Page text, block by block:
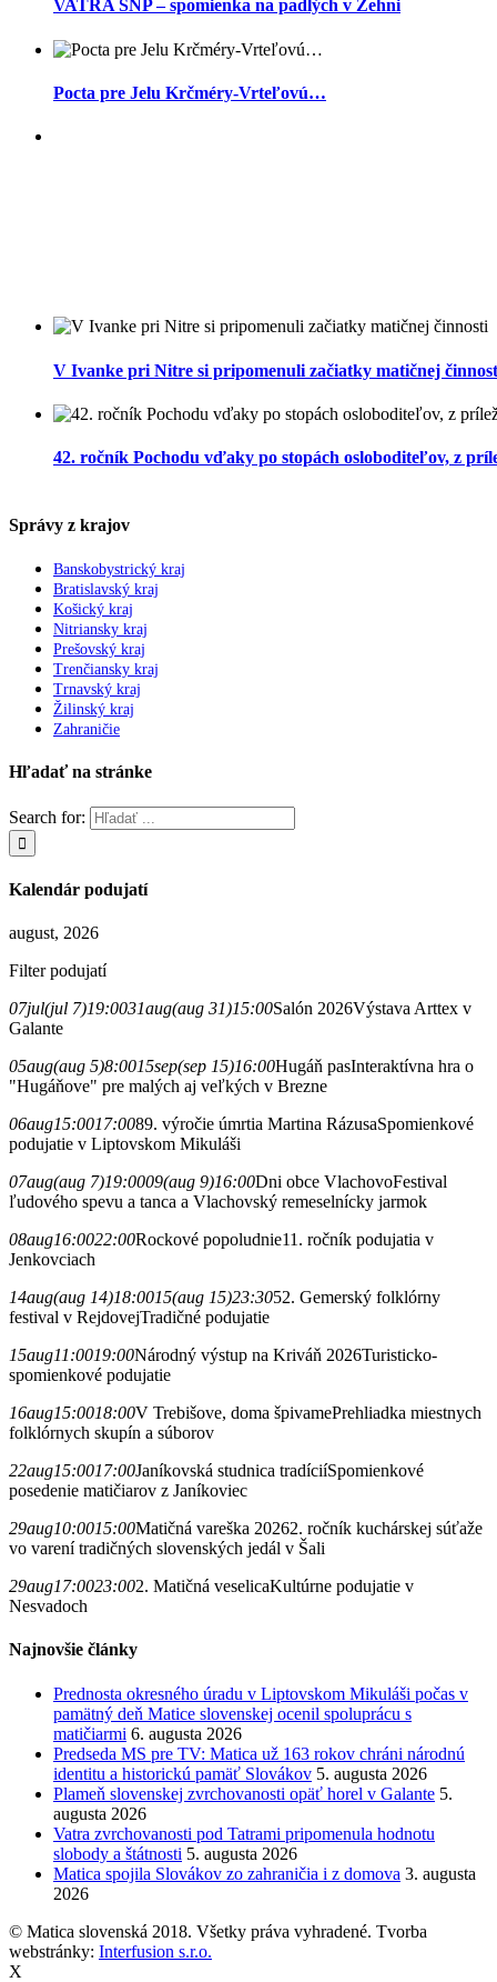
VATRA SNP – spomienka na padlých v Žehni
Pocta pre Jelu Krčméry-Vrteľovú…
V Ivanke pri Nitre si pripomenuli začiatky matičnej
42. ročník Pochodu vďaky po stopách osloboditeľov, z
Správy z krajov
Banskobystrický kraj
Bratislavský kraj
Košický kraj
Nitriansky kraj
Prešovský kraj
Trenčiansky kraj
Trnavský kraj
Žilinský kraj
Zahraničie
Hľadať na stránke
Search for:
Kalendár podujatí
august, 2026
Filter podujatí
07jul(jul 7)19:0031aug(aug 31)15:00Salón 2026Výstava Arttex v
Galante
05aug(aug 5)8:0015sep(sep 15)16:00Hugáň pasInteraktívna hra o
"Hugáňove" pre malých aj veľkých v Brezne
06aug15:0017:0089. výročie úmrtia Martina RázusaSpomienkové
podujatie v Liptovskom Mikuláši
07aug(aug 7)19:0009(aug 9)16:00Dni obce VlachovoFestival
ľudového spevu a tanca a Vlachovský remeselnícky jarmok
08aug16:0022:00Rockové popoludnie11. ročník podujatia v
Jenkovciach
14aug(aug 14)18:0015(aug 15)23:3052. Gemerský folklórny
festival v RejdovejTradičné podujatie
15aug11:0019:00Národný výstup na Kriváň 2026Turisticko-
spomienkové podujatie
16aug15:0018:00V Trebišove, doma špivamePrehliadka miestnych
folklórnych skupín a súborov
22aug15:0017:00Janíkovská studnica tradíciíSpomienkové
posedenie matičiarov z Janíkoviec
29aug10:0015:00Matičná vareška 20262. ročník kuchárskej súťaže
vo varení tradičných slovenských jedál v Šali
29aug17:0023:002. Matičná veselicaKultúrne podujatie v
Nesvadoch
Najnovšie články
Prednosta okresného úradu v Liptovskom Mikuláši počas v
pamätný deň Matice slovenskej ocenil spoluprácu s
matičiarmi 6. augusta 2026
Predseda MS pre TV: Matica už 163 rokov chráni národnú
identitu a historickú pamäť Slovákov 5. augusta 2026
Plameň slovenskej zvrchovanosti opäť horel v Galante 5.
augusta 2026
Vatra zvrchovanosti pod Tatrami pripomenula hodnotu
slobody a štátnosti 5. augusta 2026
Matica spojila Slovákov zo zahraničia i z domova 3. augusta
2026
© Matica slovenská 2018. Všetky práva vyhradené. Tvorba
webstránky: Interfusion s.r.o.
X